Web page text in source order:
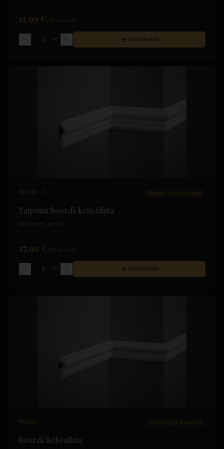
12.99 € /m
m Ostoskoriin
MD338 F Boordi- ja kehyslistat
Taipuisa boordi/kehyslista
80x21 mm, pit. 2 m
27.99 € /m
m Ostoskoriin
MD346 Ovilistat ja -kruunut
Boordi/kehyslista